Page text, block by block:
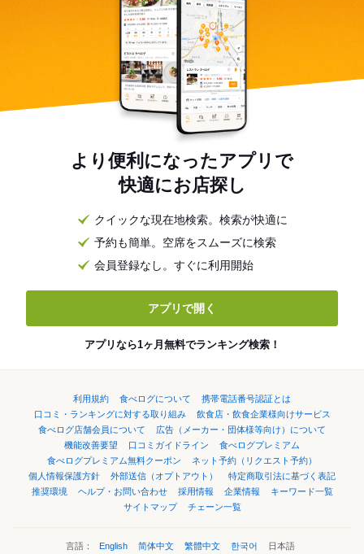
より便利になったアプリで
快適にお店探し
クイックな現在地検索。検索が快適に
予約も簡単。空席をスムーズに検索
会員登録なし。すぐに利用開始
アプリで開く
アプリなら1ヶ月無料でランキング検索！
利用規約 食べログについて
携帯電話番号認証とは
口コミ・ランキングに対する取り組み
飲食店・飲食企業様向けサービス
食べログ店舗会員について
広告（メーカー・団体様等向け）について
機能改善要望
口コミガイドライン
食べログプレミアム
食べログプレミアム無料クーポン
ネット予約（リクエスト予約）
個人情報保護方針
外部送信（オプトアウト）
特定商取引法に基づく表記
推奨環境
ヘルプ・お問い合わせ 採用情報 企業情報
キーワード一覧
サイトマップ
チェーン一覧
言語： English 简体中文 繁體中文 한국어 日本語